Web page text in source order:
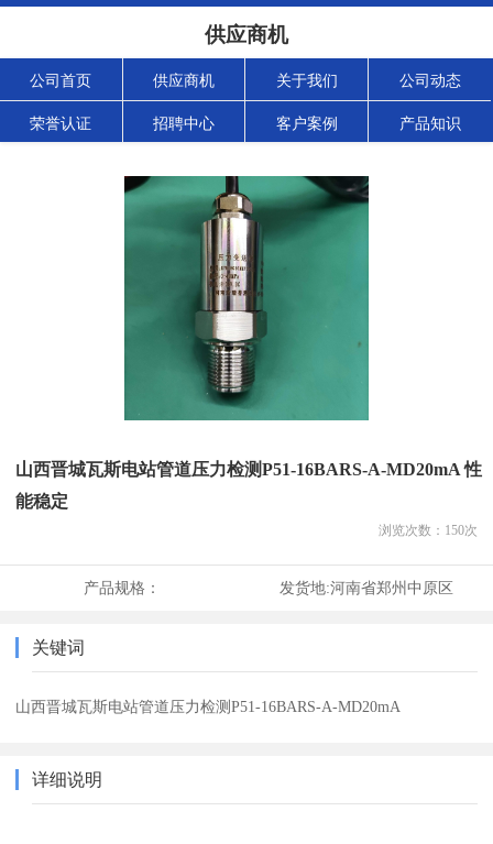
供应商机
公司首页 供应商机 关于我们 公司动态
荣誉认证 招聘中心 客户案例 产品知识
山西晋城瓦斯电站管道压力检测P51-16BARS-A-MD20mA 性
能稳定
浏览次数： 150次
产品规格： 发货地:河南省郑州中原区
关键词
山西晋城瓦斯电站管道压力检测P51-16BARS-A-MD20mA
详细说明